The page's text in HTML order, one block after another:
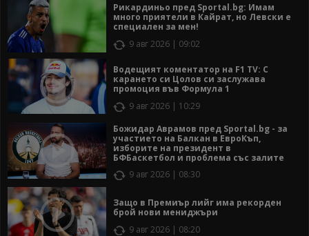
Рикардиньо пред Sportal.bg: Имам
много приятели в Кайрат, но Левски е
специален за мен!
9 авг 2026 | 09:02
Водещият коментатор на F1 TV: С
карането си Цолов си заслужава
промоция във Формула 1
9 авг 2026 | 10:29
Божидар Аврамов пред Sportal.bg - за
участието на Балкан в ЕвроКъп,
изборите на президент в
БФБаскетбол и проблема със залите
9 авг 2026 | 08:30
Защо в Премиър лийг има рекорден
брой нови мениджъри
9 авг 2026 | 08:20